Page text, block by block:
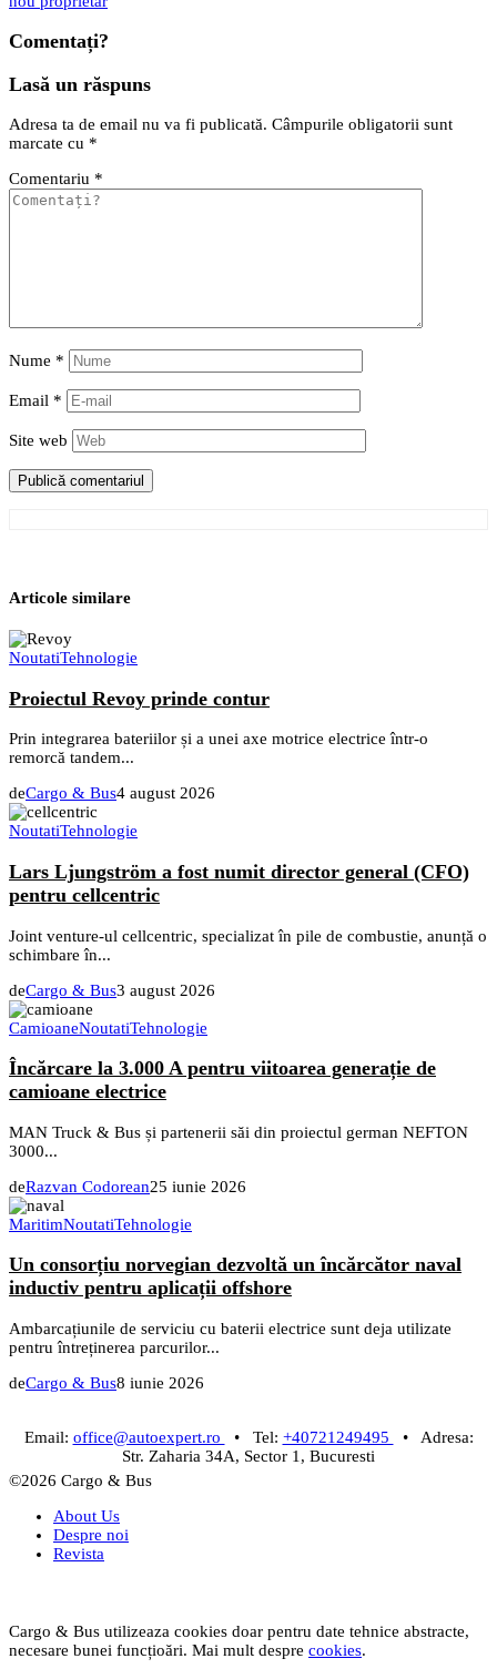
Comentați?
Lasă un răspuns
Adresa ta de email nu va fi publicată. Câmpurile obligatorii sunt
marcate cu *
Comentariu *
Nume *
Email *
Site web
Articole similare
NoutatiTehnologie
Proiectul Revoy prinde contur
Prin integrarea bateriilor și a unei axe motrice electrice într-o
remorcă tandem...
deCargo & Bus4 august 2026
NoutatiTehnologie
Lars Ljungström a fost numit director general (CFO)
pentru cellcentric
Joint venture-ul cellcentric, specializat în pile de combustie, anunță o
schimbare în...
deCargo & Bus3 august 2026
CamioaneNoutatiTehnologie
Încărcare la 3.000 A pentru viitoarea generație de
camioane electrice
MAN Truck & Bus și partenerii săi din proiectul german NEFTON
3000...
deRazvan Codorean25 iunie 2026
MaritimNoutatiTehnologie
Un consorțiu norvegian dezvoltă un încărcător naval
inductiv pentru aplicații offshore
Ambarcațiunile de serviciu cu baterii electrice sunt deja utilizate
pentru întreținerea parcurilor...
deCargo & Bus8 iunie 2026
Email: office@autoexpert.ro • Tel: +40721249495
• Adresa:
Str. Zaharia 34A, Sector 1, Bucuresti
©2026 Cargo & Bus
About Us
Despre noi
Revista
Cargo & Bus utilizeaza cookies doar pentru date tehnice abstracte,
necesare bunei funcțioări. Mai mult despre cookies.